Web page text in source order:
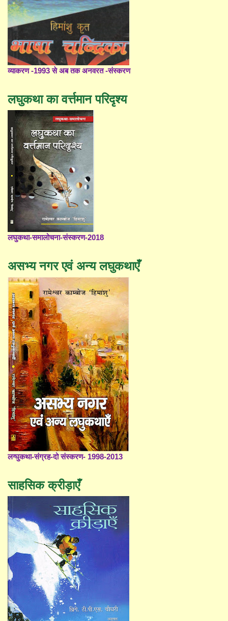
व्याकरण -1993 से अब तक अनवरत -संस्करण
लघुकथा का वर्त्तमान परिदृश्य
लघुकथा-समालोचना-संस्करण-2018
असभ्य नगर एवं अन्य लघुकथाएँ
लग्घुकथा-संग्रह-दो संस्करण- 1998-2013
साहसिक क्रीड़ाएँ